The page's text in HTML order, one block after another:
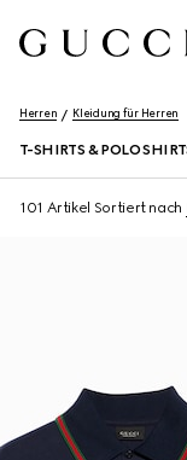
Herren Kleidung für Herren
T-SHIRTS & POLO
101 Artikel Sortiert nach